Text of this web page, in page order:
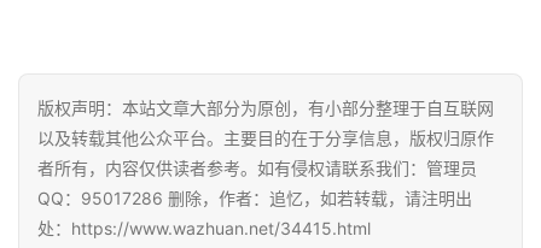
版权声明：本站文章大部分为原创，有小部分整理于自互联网
以及转载其他公众平台。主要目的在于分享信息，版权归原作
者所有，内容仅供读者参考。如有侵权请联系我们：管理员
QQ：95017286 删除，作者：追忆，如若转载，请注明出
处：https://www.wazhuan.net/34415.html